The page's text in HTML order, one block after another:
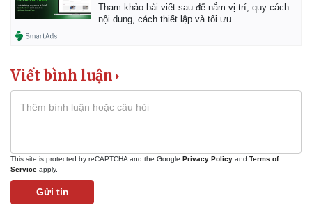
Tham khảo bài viết sau để nắm vị trí, quy cách
nội dung, cách thiết lập và tối ưu.
Viết bình luận
This site is protected by reCAPTCHA and the Google Privacy Policy and Terms of
Service apply.
Gửi tin